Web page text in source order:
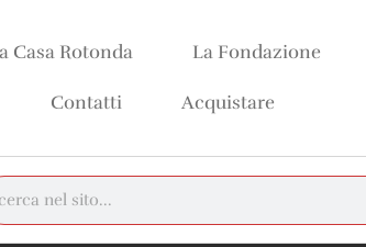
Casa Rotonda La Fondazione
Contatti Acquistare